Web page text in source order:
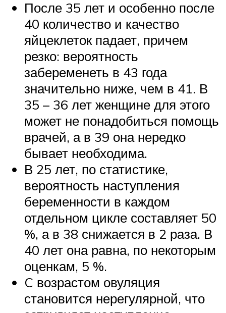
После 35 лет и особенно после
40 количество и качество
яйцеклеток падает, причем
резко: вероятность
забеременеть в 43 года
значительно ниже, чем в 41. В
35 – 36 лет женщине для этого
может не понадобиться помощь
врачей, а в 39 она нередко
бывает необходима.
В 25 лет, по статистике,
вероятность наступления
беременности в каждом
отдельном цикле составляет 50
%, а в 38 снижается в 2 раза. В
40 лет она равна, по некоторым
оценкам, 5 %.
C возрастом овуляция
становится нерегулярной, что